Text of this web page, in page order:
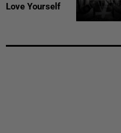
Love Yourself